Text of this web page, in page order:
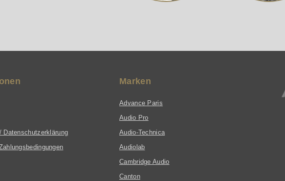
Datenschutzerklärung
Marken
Advance Paris
Audio Pro
Audio-Technica
Audiolab
Cambridge Audio
Canton